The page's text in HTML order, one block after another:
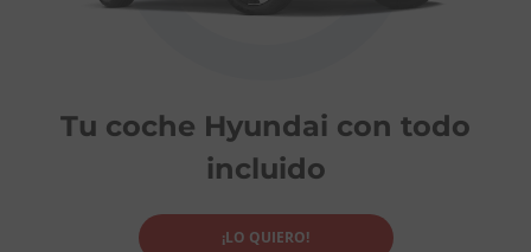
Tu coche Hyundai con todo
incluido
¡LO QUIERO!